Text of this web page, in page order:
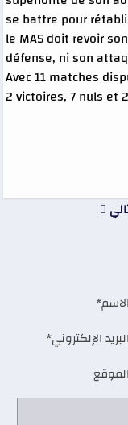
se battre pour
le MAS doit revoir
défense, ni son
Avec 11 matches
2 victoires, 7 nuls et
الاسم*
البريد الإلكتروني*
الموقع